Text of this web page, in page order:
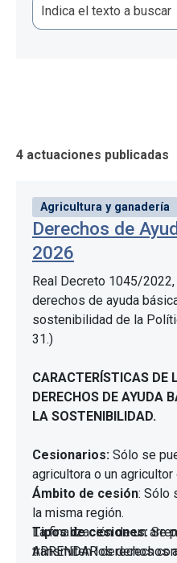
4 actuaciones publicadas
Agricultura y ganadería
Derechos de
2026
Real Decreto 1045/
derechos de ayuda
sostenibilidad de la
31.)
CARACTERÍSTICAS DE
DERECHOS DE AYUDA
LA SOSTENIBILIDAD.
Cesionarios: Sólo se
agricultora o un
Ámbito de cesión: Sólo
la misma región.
Tipos de cesiones:Se
ARRENDAR derechos
La finalización de un
transmiten los derechos